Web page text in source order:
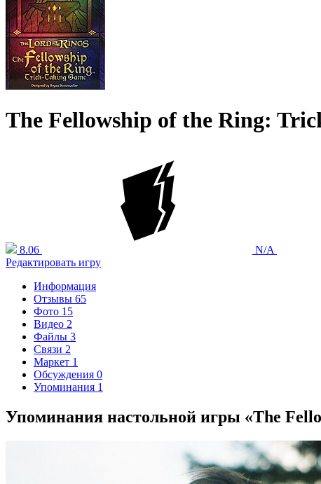
The Fellowship of the Ring:
8.06 N/A
Редактировать игру
Информация
Отзывы 65
Фото 15
Видео 2
Файлы 3
Связи 2
Маркет 1
Обсуждения 0
Упоминания 1
Упоминания настольной игры «The